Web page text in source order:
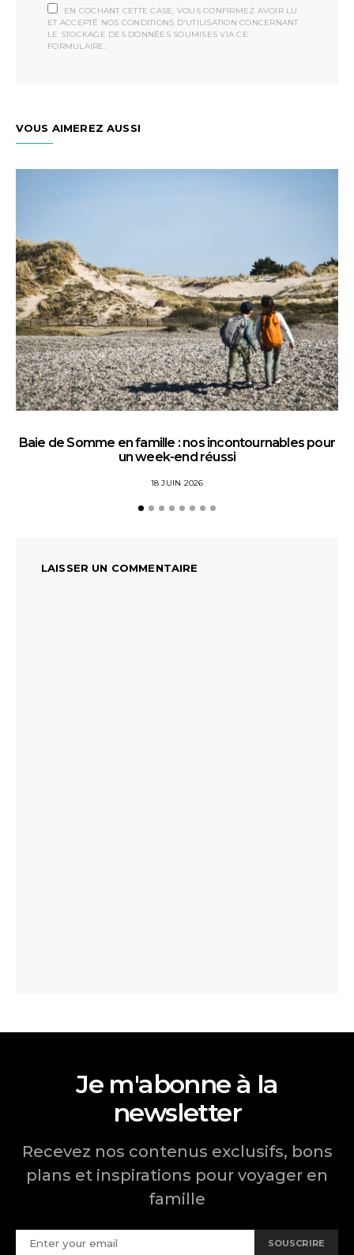
EN COCHANT CETTE CASE, VOUS CONFIRMEZ AVOIR LU
ET ACCEPTÉ NOS CONDITIONS D'UTILISATION CONCERNANT
LE STOCKAGE DES DONNÉES SOUMISES VIA CE
FORMULAIRE.
VOUS AIMEREZ AUSSI
Baie de Somme en famille : nos incontournables pour
un week-end réussi
18 JUIN 2026
LAISSER UN COMMENTAIRE
Je m'abonne à la
newsletter
Recevez nos contenus exclusifs, bons
plans et inspirations pour voyager en
famille
SOUSCRIRE